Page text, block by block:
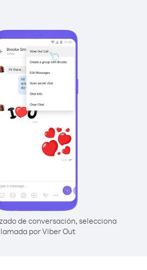
de conversación, selecciona
por Viber Out